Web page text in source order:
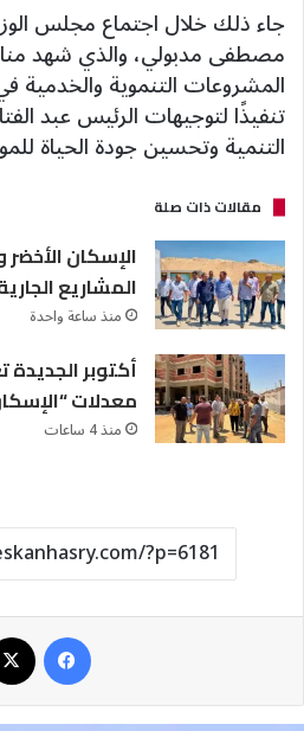
جاء ذلك خلال اجتماع مجلس
مصطفى مدبولي، والذي شهد
المشروعات التنموية
تنفيذًا لتوجيهات الرئيس عبد
التنمية وتحسين جودة الحياة
مقالات ذات صلة
الإسكان الأخضر
المشاريع
منذ ساعة واحدة
أكتوبر
معدلات
منذ 4 ساعات